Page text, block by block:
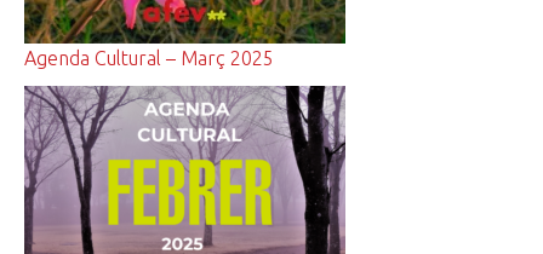
Agenda Cultural – Març 2025